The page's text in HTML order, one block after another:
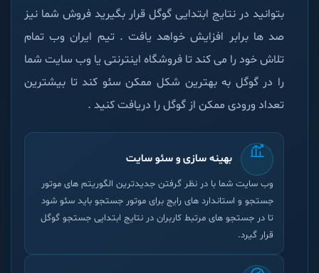
بتوانید در نتایج ابتدایی گوگل قرار بگیرید فروش شما نیز
صد ها برابر افزایش خواهد یافت . تیم ایران وب تمام
تلاش خود را می کند تا فروشگاه اینترنتی یا وب سایت شما
را در گوگل به بهترین شکل ممکن سئو کند تا بیشترین
تعداد ورودی ممکن از گوگل را دریافت کنید .
بهینه سازی و سئو سایت
وب سایت شما با در نظر گرفتن جدیدترین الگوریتم های موتور
جستجو و استاندارد های رایج برای موتور جستجو باید سئو شود
تا در جستجو های مرتبط کاربران در نتایج ابتدایی جستجو گوگل
قرار گیرد.